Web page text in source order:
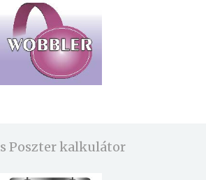
Poszter kalkulátor